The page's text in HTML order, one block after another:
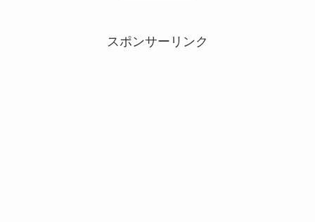
スポンサーリンク